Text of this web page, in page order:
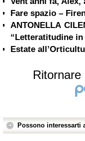
Fare spazio –
ANTONELLA
“Letteratitudine in
Estate
Ritornare
Possono interessarti